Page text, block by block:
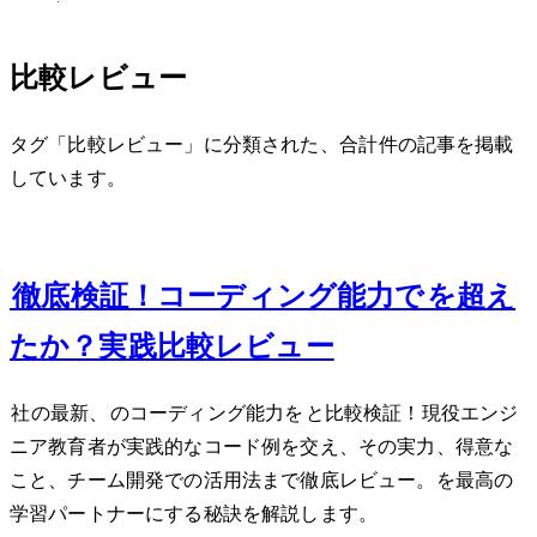
比較レビュー
タグ「比較レビュー」に分類された、合計 1 件の記事を掲載
しています。
Claude 3徹底検証！コーディング能力でChatGPTを超え
たか？実践比較レビュー
Anthropic社の最新AI、Claude 3のコーディング能力をChatGPTと比較検証！現役エンジ
ニア教育者が実践的なコード例を交え、その実力、得意な
こと、チーム開発での活用法まで徹底レビュー。AIを最高の
学習パートナーにする秘訣を解説します。